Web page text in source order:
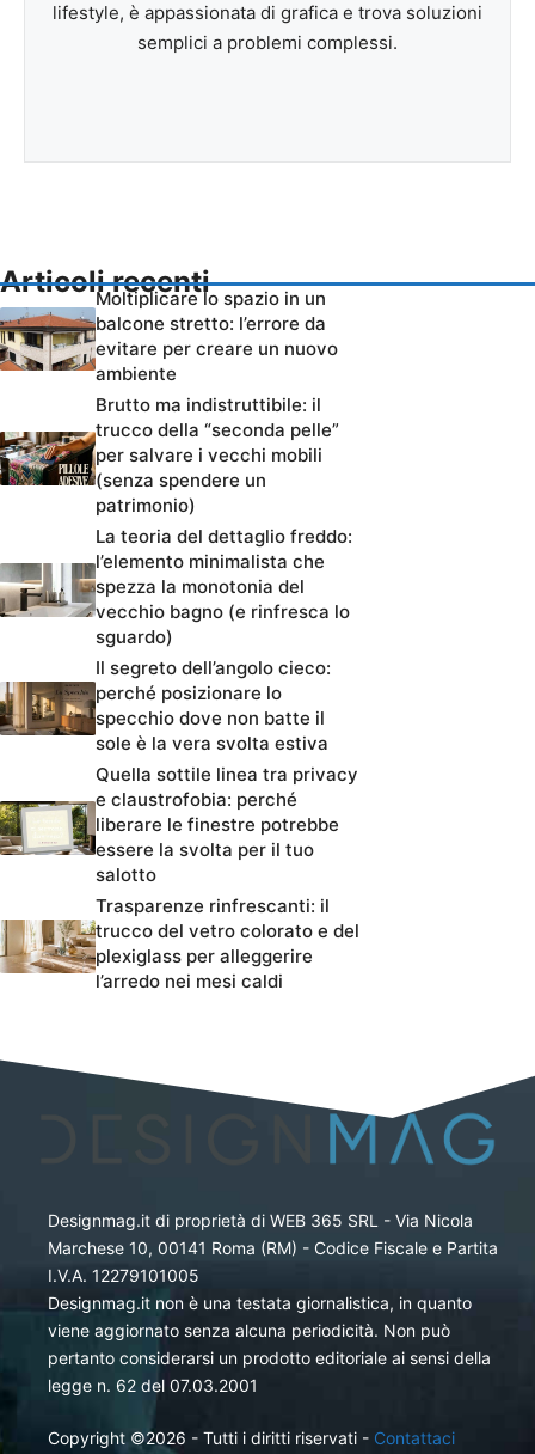
lifestyle, è appassionata di grafica e trova soluzioni
semplici a problemi complessi.
Articoli recenti
Moltiplicare lo spazio in un
balcone stretto: l’errore da
evitare per creare un nuovo
ambiente
Brutto ma indistruttibile: il
trucco della “seconda pelle”
per salvare i vecchi mobili
(senza spendere un
patrimonio)
La teoria del dettaglio freddo:
l’elemento minimalista che
spezza la monotonia del
vecchio bagno (e rinfresca lo
sguardo)
Il segreto dell’angolo cieco:
perché posizionare lo
specchio dove non batte il
sole è la vera svolta estiva
Quella sottile linea tra privacy
e claustrofobia: perché
liberare le finestre potrebbe
essere la svolta per il tuo
salotto
Trasparenze rinfrescanti: il
trucco del vetro colorato e del
plexiglass per alleggerire
l’arredo nei mesi caldi
Designmag.it di proprietà di WEB 365 SRL - Via Nicola
Marchese 10, 00141 Roma (RM) - Codice Fiscale e Partita
I.V.A. 12279101005
Designmag.it non è una testata giornalistica, in quanto
viene aggiornato senza alcuna periodicità. Non può
pertanto considerarsi un prodotto editoriale ai sensi della
legge n. 62 del 07.03.2001
Copyright ©2026 - Tutti i diritti riservati - Contattaci